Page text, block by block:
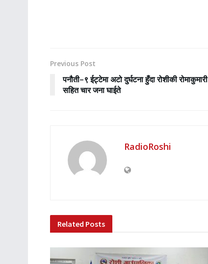
Previous Post
पनौती–९ ईट्टेमा अटो दुर्घटना हुँदा रोशीकी रोमाकुमारी
सहित चार जना घाईते
RadioRoshi
Related Posts